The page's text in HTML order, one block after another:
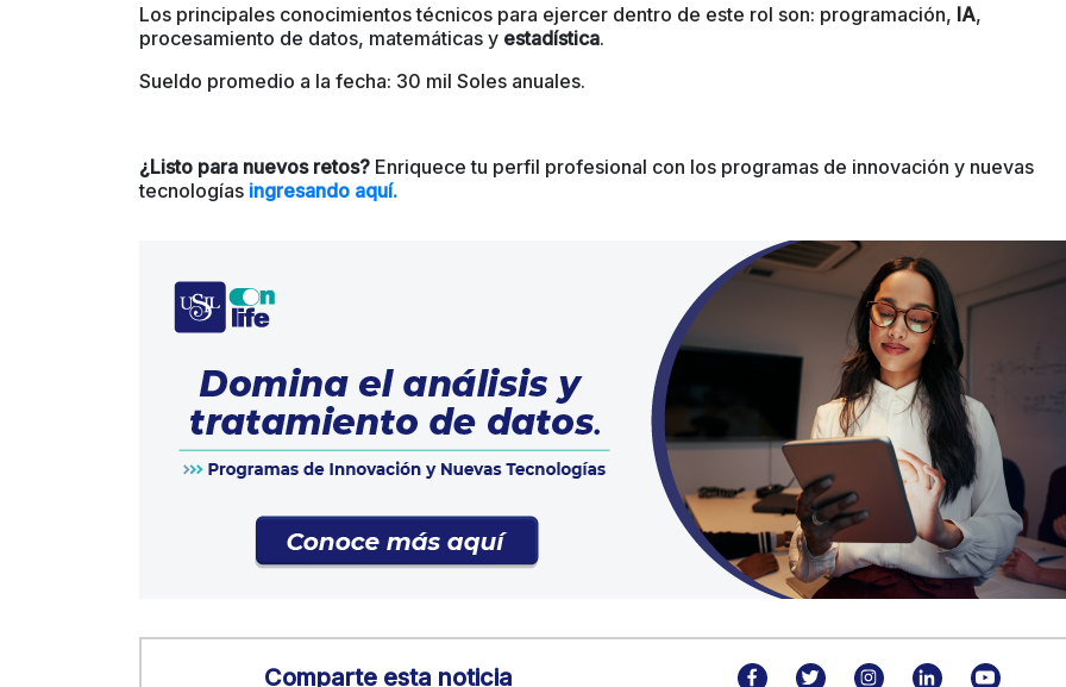
Los principales conocimientos técnicos para ejercer dentro de este rol son: programación, IA,
procesamiento de datos, matemáticas y estadística.
Sueldo promedio a la fecha: 30 mil Soles anuales.
¿Listo para nuevos retos? Enriquece tu perfil profesional con los programas de innovación y nuevas
tecnologías ingresando aquí.
Comparte esta noticia